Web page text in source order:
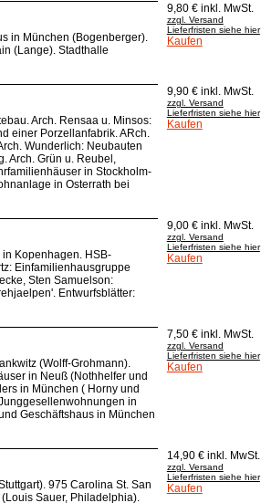
in München (Bogenberger).
(Lange). Stadthalle
9,80 € inkl. MwSt.
zzgl. Versand
Lieferfristen siehe hier
Kaufen
Arch. Rensaa u. Minsos:
einer Porzellanfabrik. ARch.
Wunderlich: Neubauten
Arch. Grün u. Reubel,
in Stockholm-
in Osterrath bei
9,90 € inkl. MwSt.
zzgl. Versand
Lieferfristen siehe hier
Kaufen
in Kopenhagen. HSB-
Einfamilienhausgruppe
Sten Samuelson:
Entwurfsblätter:
9,00 € inkl. MwSt.
zzgl. Versand
Lieferfristen siehe hier
Kaufen
(Wolff-Grohmann).
in Neuß (Nothhelfer und
in München ( Horny und
in
Geschäftshaus in München
7,50 € inkl. MwSt.
zzgl. Versand
Lieferfristen siehe hier
Kaufen
975 Carolina St. San
Sauer, Philadelphia).
14,90 € inkl. MwSt.
zzgl. Versand
Lieferfristen siehe hier
Kaufen